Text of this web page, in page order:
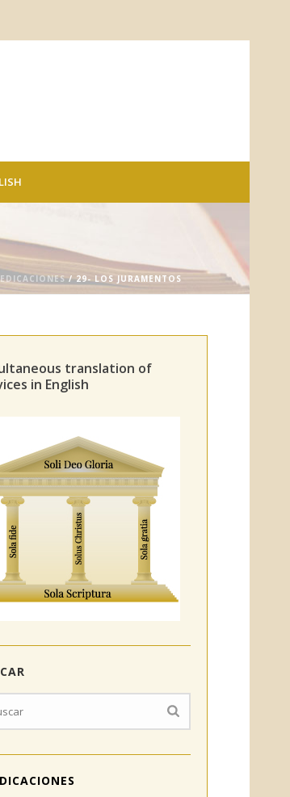
/ 29- LOS JURAMENTOS
translation of
in English